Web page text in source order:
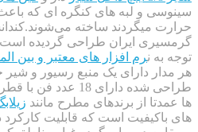
و لبه های کنگره ای که باعث
ساخته می‌شوند.کندانسور
ایران طراحی گردیده است. میزان
نرم افزار های معتبر و بین المللی
دارای یک منبع رسیور و شیر
طراحی
از برندهای مطرح مانند زیلابگ،
است که قابلیت کارکرد در